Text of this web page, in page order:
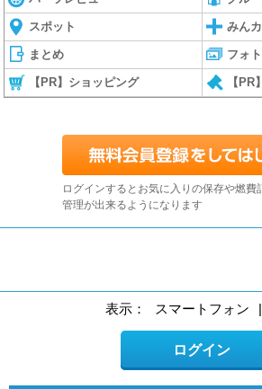
スポット みん
まとめ フォト
【PR】ショッピング 【
ログインするとお気に入りの保存や燃費
管理が出来るようになります
表示： スマートフォン |
ログイン